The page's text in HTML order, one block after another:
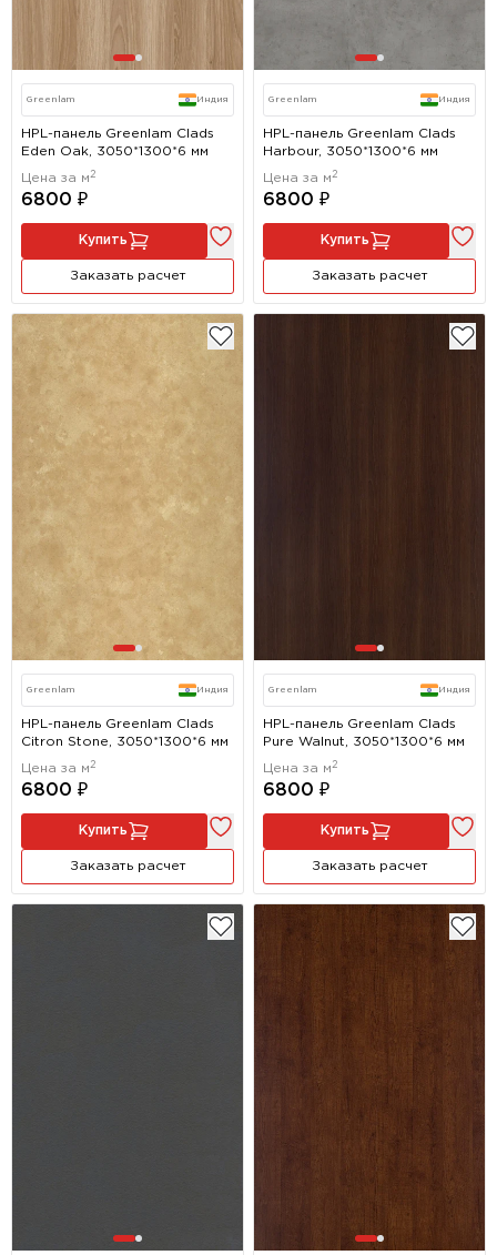
Greenlam Индия
HPL-панель Greenlam Clads
Eden Oak, 3050*1300*6 мм
Цена за м 2
6800 ₽
Купить
Заказать расчет
Greenlam Индия
HPL-панель Greenlam Clads
Harbour, 3050*1300*6 мм
Цена за м 2
6800 ₽
Купить
Заказать расчет
Greenlam Индия
HPL-панель Greenlam Clads
Citron Stone, 3050*1300*6 мм
Цена за м 2
6800 ₽
Купить
Заказать расчет
Greenlam Индия
HPL-панель Greenlam Clads
Pure Walnut, 3050*1300*6 мм
Цена за м 2
6800 ₽
Купить
Заказать расчет